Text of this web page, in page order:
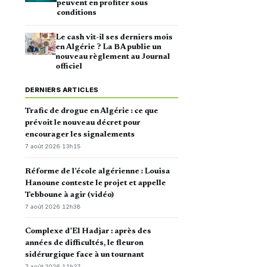
peuvent en profiter sous
conditions
Le cash vit-il ses derniers mois
en Algérie ? La BA publie un
nouveau règlement au Journal
officiel
DERNIERS ARTICLES
Trafic de drogue en Algérie : ce que
prévoit le nouveau décret pour
encourager les signalements
7 août 2026·13h15
Réforme de l’école algérienne : Louisa
Hanoune conteste le projet et appelle
Tebboune à agir (vidéo)
7 août 2026· 12h38
Complexe d’El Hadjar : après des
années de difficultés, le fleuron
sidérurgique face à un tournant